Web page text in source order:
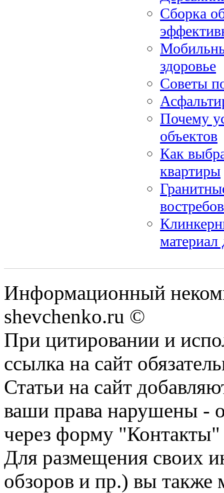
Сборка
здоровье
Советы
Почему
объектов
Как
квартиры
материал
Информационный
shevchenko.ru ©
При цитировании и
ссылка на сайт
Статьи на сайт
ваши права нарушены -
через форму "Контакты"
Для размещения своих
обзоров и пр.) вы также